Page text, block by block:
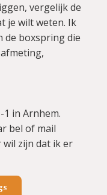
vergelijk de
je wilt weten. Ik
de boxspring die
in Arnhem.
bel of mail
zijn dat ik er